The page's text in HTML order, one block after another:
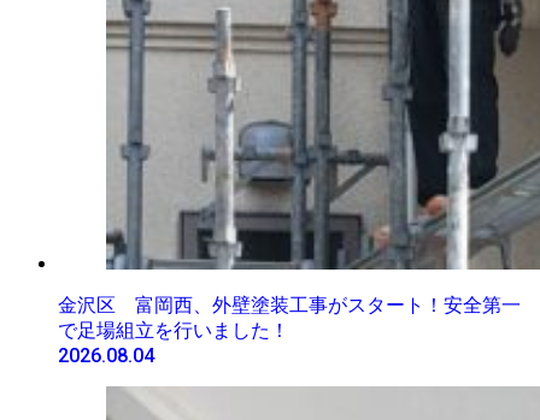
金沢区 富岡西、外壁塗装工事がスタート！安全第一
で足場組立を行いました！
2026.08.04